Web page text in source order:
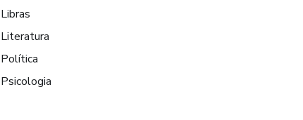
Libras
Literatura
Política
Psicologia